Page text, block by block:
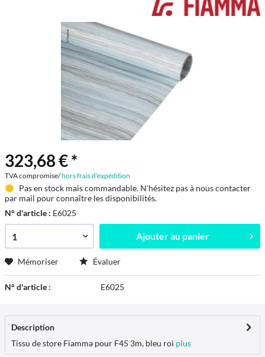
323,68 € *
TVA compromise/hors frais d'expédition
Pas en stock mais commandable. N'hésitez pas à nous contacter
par mail pour connaître les disponibilités.
N° d'article : E6025
Ajouter au panier
Mémoriser Évaluer
N° d'article : E6025
Description
Tissu de store Fiamma pour F45 3m, bleu roi plus